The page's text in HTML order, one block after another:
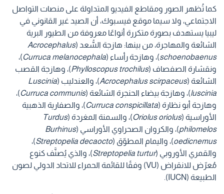
كما تُظهر الصور ومقاطع الفيديو المتداولة على منصات التواصل
الاجتماعي، ولا سيما موقع فيسبوك، أن الصيد غير القانوني في
ليبيا يستهدف بصورة متكررة أنواعًا معروفة من الطيور البرية
الشائعة والمهاجرة، من بينها: هازجة السُّعد (Acrocephalus
schoenobaenus)، وهازجة رأساء (Curruca melanocephala)،
ونقشارة الصفصاف (Phylloscopus trochilus)، وهازجة القصب
الشائعة (Acrocephalus scirpaceus)، والعندليب (Luscinia
luscinia)، وهازجة بيضاء الحنجرة الشائعة (Curruca communis)،
وهازجة أبو نظارة (Curruca conspicillata)، والصفارية الذهبية
الأوراسية (Oriolus oriolus)، والسمنة المغردة (Turdus
philomelos)، والكروان الصحراوي الأوراسي (Burhinus
oedicnemus)، واليمام المطوّق (Streptopelia decaocto)،
والقمري الأوروبي (Streptopelia turtur)، والذي يُصنَّف كنوع
مُعرّض للانقراض (VU) وفقًا للقائمة الحمراء للاتحاد الدولي لصون
الطبيعة (IUCN).